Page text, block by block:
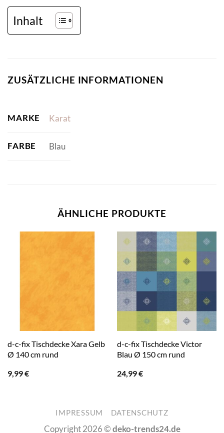
Inhalt
ZUSÄTZLICHE INFORMATIONEN
MARKE Karat
FARBE Blau
ÄHNLICHE PRODUKTE
d-c-fix Tischdecke Xara Gelb
Ø 140 cm rund
9,99€
d-c-fix Tischdecke Victor
Blau Ø 150 cm rund
24,99€
IMPRESSUM DATENSCHUTZ
Copyright 2026 ©deko-trends24.de